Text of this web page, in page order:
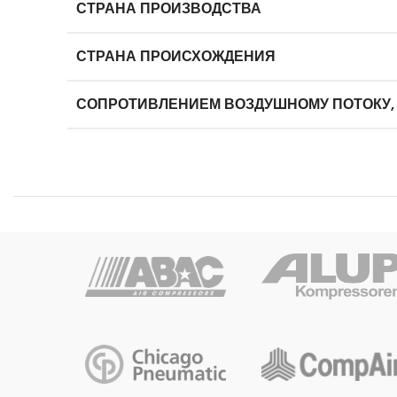
СТРАНА ПРОИЗВОДСТВА
СТРАНА ПРОИСХОЖДЕНИЯ
СОПРОТИВЛЕНИЕМ ВОЗДУШНОМУ ПОТОКУ,